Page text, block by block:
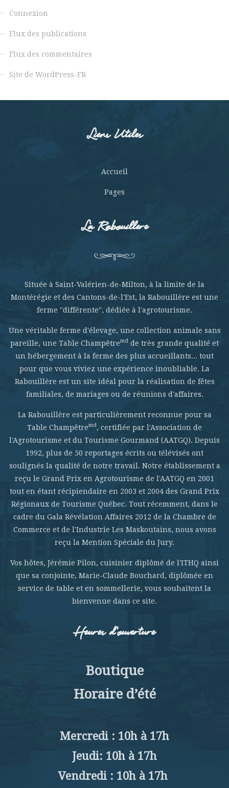
Connexion
Flux des publications
Flux des commentaires
Site de WordPress-FR
Liens Utiles
Accueil
Pages
La Rabouillere
Située à Saint-Valérien-de-Milton, à la limite de la
Montérégie et des Cantons-de-l'Est, la Rabouillère est une
ferme ''différente'', dédiée à l'agrotourisme.
Une véritable ferme d'élevage, une collection animale sans
pareille, une Table Champêtremd de très grande qualité et
un hébergement à la ferme des plus accueillants... tout
pour que vous viviez une expérience inoubliable. La
Rabouillère est un site idéal pour la réalisation de fêtes
familiales, de mariages ou de réunions d'affaires.
La Rabouillère est particulièrement reconnue pour sa
Table Champêtremd, certifiée par l'Association de
l'Agrotourisme et du Tourisme Gourmand (AATGQ). Depuis
1992, plus de 50 reportages écrits ou télévisés ont
soulignés la qualité de notre travail. Notre établissement a
reçu le Grand Prix en Agrotourisme de l'AATGQ en 2001
tout en étant récipiendaire en 2003 et 2004 des Grand Prix
Régionaux de Tourisme Québec. Tout récemment, dans le
cadre du Gala Révélation Affaires 2012 de la Chambre de
Commerce et de l'Industrie Les Maskoutains, nous avons
reçu la Mention Spéciale du Jury.
Vos hôtes, Jérémie Pilon, cuisinier diplômé de l'ITHQ ainsi
que sa conjointe, Marie-Claude Bouchard, diplômée en
service de table et en sommellerie, vous souhaitent la
bienvenue dans ce site.
Heures d’ouverture
Boutique
Horaire d’été
Mercredi : 10h à 17h
Jeudi: 10h à 17h
Vendredi : 10h à 17h